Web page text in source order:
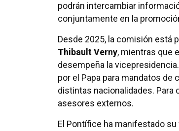
podrán intercambiar
conjuntamente en la
Desde 2025, la comisión está
Thibault Verny, mientras que
desempeña la
por el Papa para mandatos
distintas nacionalidades.
asesores externos.
El Pontífice ha manifestado su